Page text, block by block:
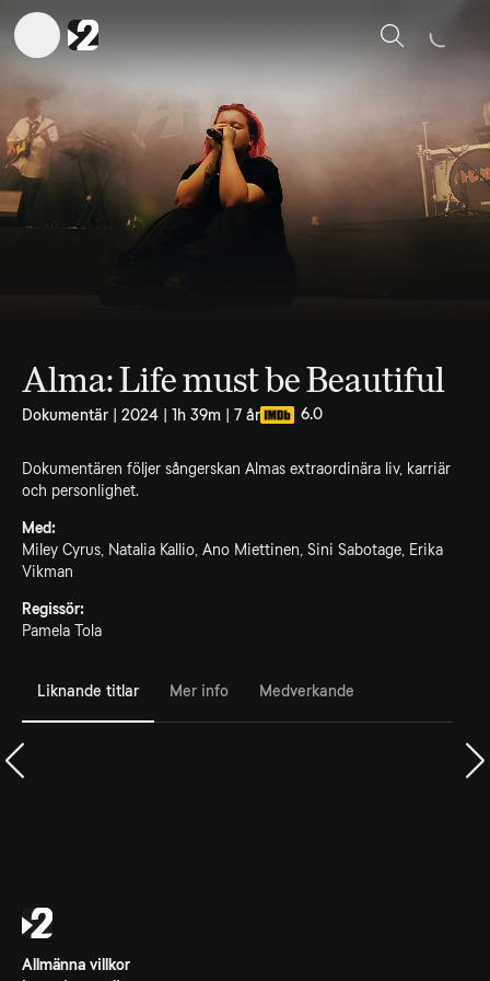
Sök
Alma: Life must be Beautiful
Dokumentär | 2024 | 1h 39m | 7 år 6.0
Dokumentären följer sångerskan Almas extraordinära liv, karriär
och personlighet.
Med:
Miley Cyrus, Natalia Kallio, Ano Miettinen, Sini Sabotage, Erika
Vikman
Regissör:
Pamela Tola
Liknande titlar Mer info Medverkande
Allmänna villkor